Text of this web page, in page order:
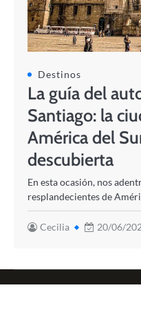
Destinos
La guía del
Santiago: la
América del
descubierta
En esta ocasión, nos
resplandecientes de
Cecilia 20/06/